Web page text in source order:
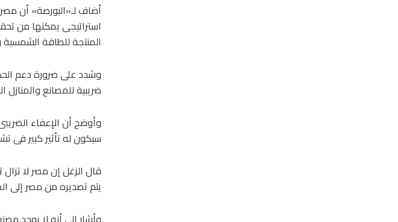
أضاف لـ«البورصة» أن
استراتيجى يمكنها من
المنتجة للطاقة
وشدد على ضرورة دعم
ضريبية للمصانع
وأوضح أن الإعفاء
سيكون له تأثير كبير فى
قال الزغل إن مصر لا تزال
يتم تصديره من مصر إلى